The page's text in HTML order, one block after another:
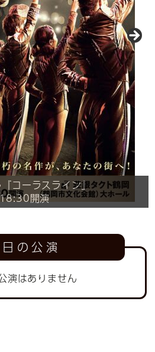
Vol.3～
祝）13:00開演
ブライブシアター2026
開演
コーラスライン』
開演
イ
館時間お知らせBGM募集！
TOUR 026-027
)17:30開演
の公演
演はありません